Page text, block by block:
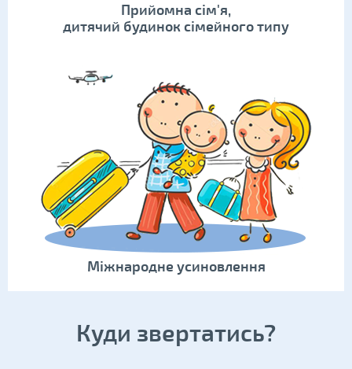
Прийомна сім'я,
дитячий будинок сімейного типу
Міжнародне усиновлення
Куди звертатись?